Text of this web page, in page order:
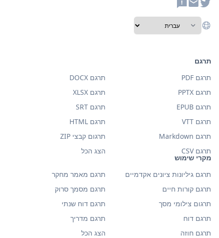
מקרי שימוש
תרגם גיליונות ציונים אקדמיים
תרגם מאמר מחקר
תרגם קורות חיים
תרגם מסמך סרוק
תרגום צילומי מסך
תרגם דוח שנתי
תרגם דוח
תרגם מדריך
תרגם חוזה
הצג הכל
תרגם
תרגם PDF
תרגם DOCX
תרגם PPTX
תרגם XLSX
תרגם EPUB
תרגם SRT
תרגם VTT
תרגם HTML
תרגם Markdown
תרגום קבצי ZIP
תרגם CSV
הצג הכל